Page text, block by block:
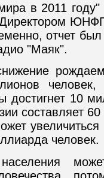
в 2011
отчет
"Маяк".
достигнет 10
составляет
человек.